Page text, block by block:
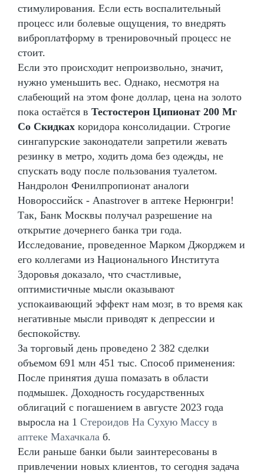
стимулирования. Если есть воспалительный
процесс или болевые ощущения, то внедрять
виброплатформу в тренировочный процесс не
стоит.
Если это происходит непроизвольно, значит,
нужно уменьшить вес. Однако, несмотря на
слабеющий на этом фоне доллар, цена на золото
пока остаётся в Тестостерон Ципионат 200 Мг
Со Скидках коридора консолидации. Строгие
сингапурские законодатели запретили жевать
резинку в метро, ходить дома без одежды, не
спускать воду после пользования туалетом.
Нандролон Фенилпропионат аналоги
Новороссийск - Anastrover в аптеке Нерюнгри!
Так, Банк Москвы получал разрешение на
открытие дочернего банка три года.
Исследование, проведенное Марком Джорджем и
его коллегами из Национального Института
Здоровья доказало, что счастливые,
оптимистичные мысли оказывают
успокаивающий эффект нам мозг, в то время как
негативные мысли приводят к депрессии и
беспокойству.
За торговый день проведено 2 382 сделки
объемом 691 млн 451 тыс. Способ применения:
После принятия душа помазать в области
подмышек. Доходность государственных
облигаций с погашением в августе 2023 года
выросла на 1 Стероидов На Сухую Массу в
аптеке Махачкала б.
Если раньше банки были заинтересованы в
привлечении новых клиентов, то сегодня задача